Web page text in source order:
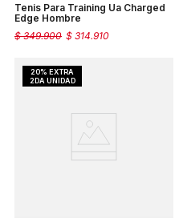
Tenis Para Training Ua Charged
Edge Hombre
$ 314.910
$ 349.900